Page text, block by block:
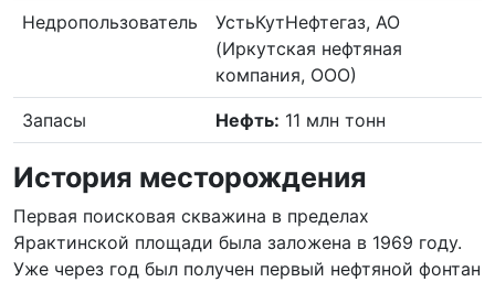
Недропользователь
УстьКутНефтегаз, АО
(Иркутская нефтяная
компания, ООО)
Запасы Нефть: 11 млн тонн
История месторождения
Первая поисковая скважина в пределах
Ярактинской площади была заложена в 1969 году.
Уже через год был получен первый нефтяной фонтан